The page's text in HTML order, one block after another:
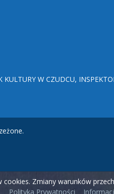
W CZUDCU,
Zmiany warunków
Polityka Prywatności